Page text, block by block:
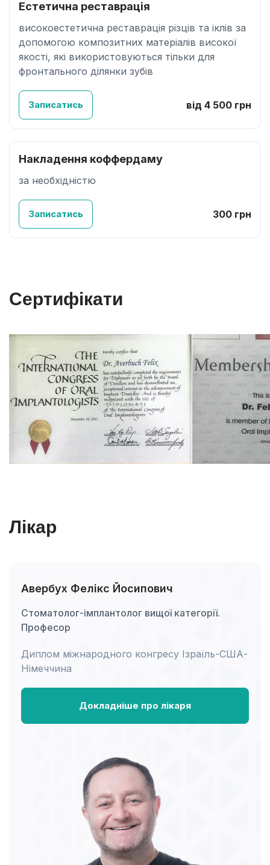
Естетична реставрація
високоестетична реставрація різців та іклів за
допомогою композитних матеріалів високої
якості, які використовуються тільки для
фронтального ділянки зубів
від 4 500 грн
Записатись
Накладення коффердаму
за необхідністю
300 грн
Записатись
Сертифікати
Лікар
Авербух Фелікс Йосипович
Стоматолог-імплантолог вищої категорії.
Професор
Диплом міжнародного конгресу Ізраїль-США-
Німеччина
Докладніше про лікаря